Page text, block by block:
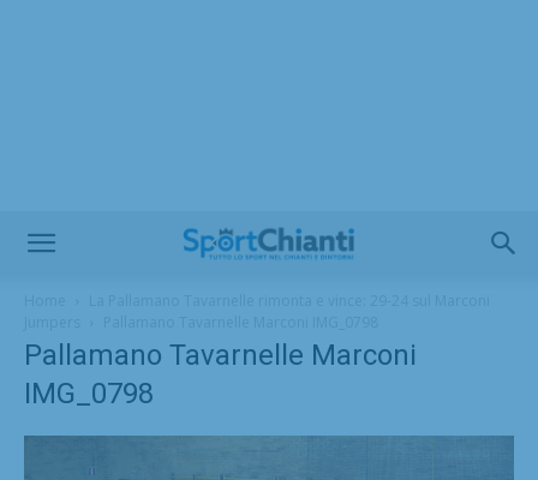
Pallamano Tavarnelle Marconi
IMG_0798